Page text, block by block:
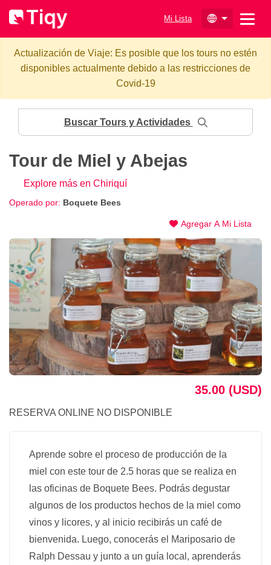
Mi Lista
Actualización de Viaje: Es posible que los tours no estén
disponibles actualmente debido a las restricciones de
Covid-19
Buscar Tours y Actividades
Tour de Miel y Abejas
Operado por: Boquete Bees
Agregar A Mi Lista
Explore más en Chiriquí
35.00 (USD)
RESERVA ONLINE NO DISPONIBLE
Aprende sobre el proceso de producción de la
miel con este tour de 2.5 horas que se realiza en
las oficinas de Boquete Bees. Podrás degustar
algunos de los productos hechos de la miel como
vinos y licores, y al inicio recibirás un café de
bienvenida. Luego, conocerás el Mariposario de
Ralph Dessau y junto a un guía local, aprenderás